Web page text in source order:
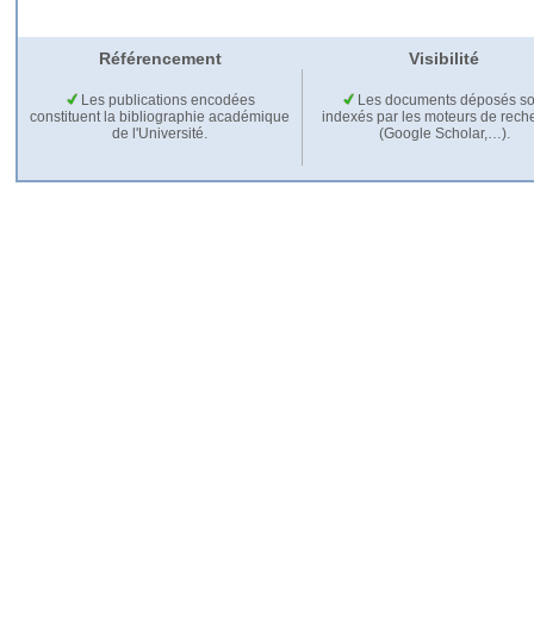
Référencement Visibilité
Les publications encodées
constituent la bibliographie académique
de l'Université.
Les documents déposés
indexés par les moteurs de
(Google Scholar,…).